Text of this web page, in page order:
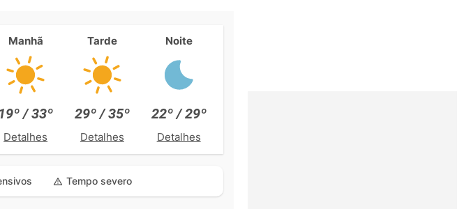
Manhã
19º / 33º
Detalhes
Tarde
29º / 35º
Detalhes
Noite
22º / 29º
Detalhes
Tempo severo